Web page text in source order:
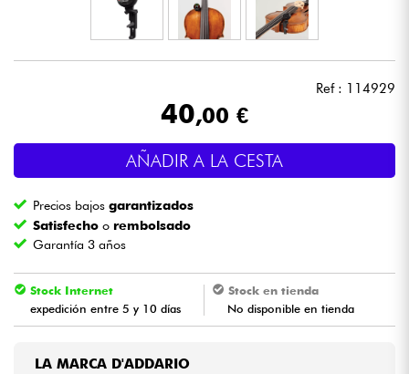
Batería y percusión
Vientos
Niños
Cables & Acces.
Ref : 114929
40,00 €
AÑADIR A LA CESTA
Precios bajosgarantizados
Satisfecho o rembolsado
Garantía 3 años
Stock Internet
expedición entre 5 y 10 días
Stock en tienda
No disponible en tienda
LA MARCA D'ADDARIO